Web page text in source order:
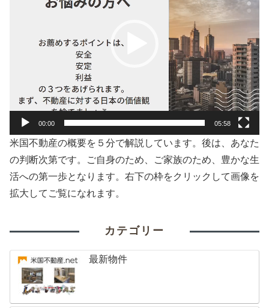
00:00 05:58
米国不動産の概要を５分で解説しています。後は、あなた
の判断次第です。ご自身のため、ご家族のため、豊かな生
活への第一歩となります。右下の枠をクリックして画像を
拡大してご覧になれます。
カテゴリー
最新物件